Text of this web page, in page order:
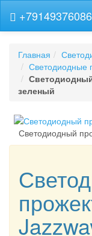
+79149376086
Главная
Светодиодные
зеленый
Светодиодный